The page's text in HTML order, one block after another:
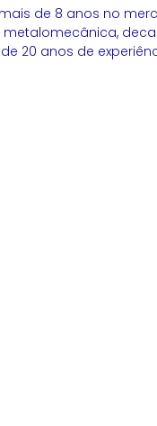
de 8 anos no
20 anos de